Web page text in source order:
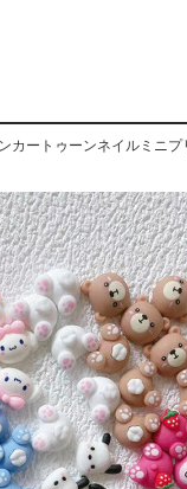
カートゥーンネイルミニ